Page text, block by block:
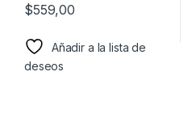
$559,00
Añadir a la lista de
deseos